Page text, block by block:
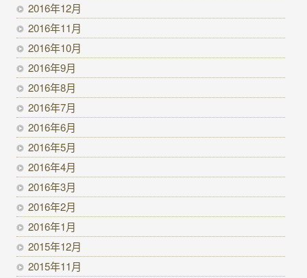
2016年12月
2016年11月
2016年10月
2016年9月
2016年8月
2016年7月
2016年6月
2016年5月
2016年4月
2016年3月
2016年2月
2016年1月
2015年12月
2015年11月